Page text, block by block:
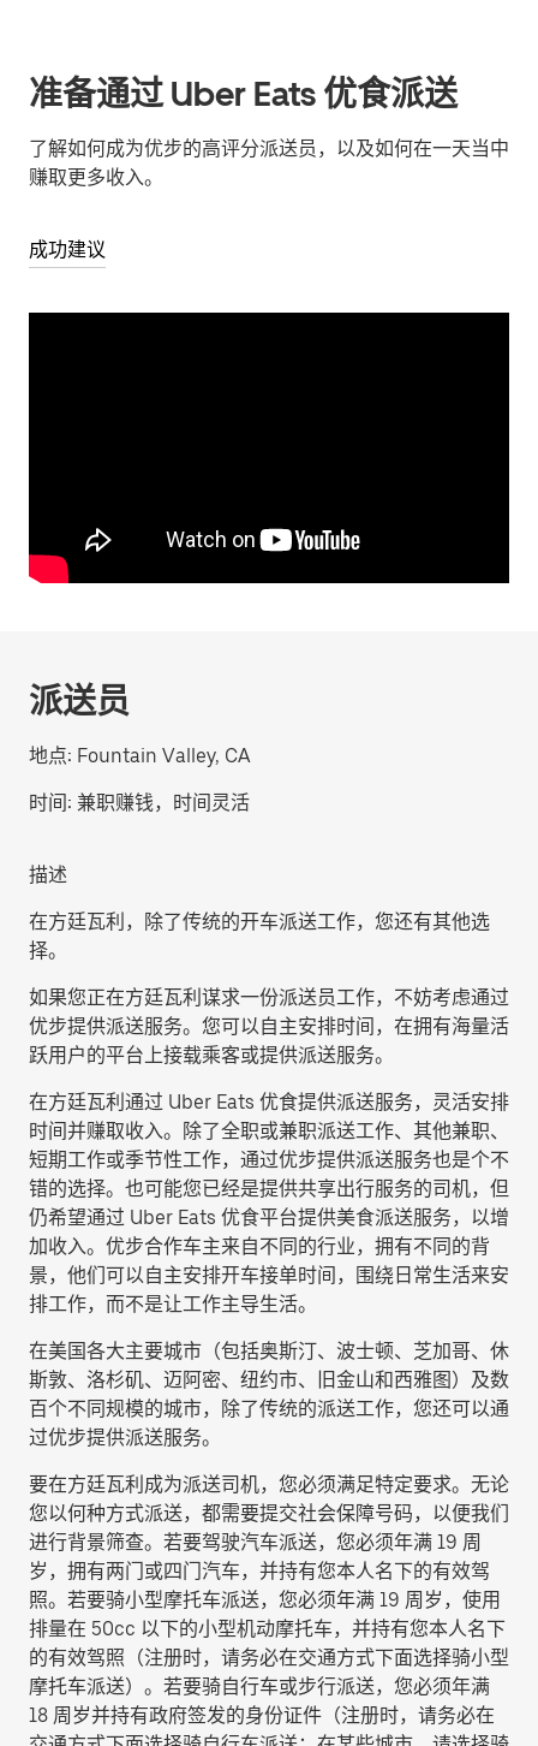
准备通过 Uber Eats 优食派送
了解如何成为优步的高评分派送员，以及如何在一天当中
赚取更多收入。
成功建议
派送员
地点: Fountain Valley, CA
时间: 兼职赚钱，时间灵活
描述
在方廷瓦利，除了传统的开车派送工作，您还有其他选
择。
如果您正在方廷瓦利谋求一份派送员工作，不妨考虑通过
优步提供派送服务。您可以自主安排时间，在拥有海量活
跃用户的平台上接载乘客或提供派送服务。
在方廷瓦利通过 Uber Eats 优食提供派送服务，灵活安排
时间并赚取收入。除了全职或兼职派送工作、其他兼职、
短期工作或季节性工作，通过优步提供派送服务也是个不
错的选择。也可能您已经是提供共享出行服务的司机，但
仍希望通过 Uber Eats 优食平台提供美食派送服务，以增
加收入。优步合作车主来自不同的行业，拥有不同的背
景，他们可以自主安排开车接单时间，围绕日常生活来安
排工作，而不是让工作主导生活。
在美国各大主要城市（包括奥斯汀、波士顿、芝加哥、休
斯敦、洛杉矶、迈阿密、纽约市、旧金山和西雅图）及数
百个不同规模的城市，除了传统的派送工作，您还可以通
过优步提供派送服务。
要在方廷瓦利成为派送司机，您必须满足特定要求。无论
您以何种方式派送，都需要提交社会保障号码，以便我们
进行背景筛查。若要驾驶汽车派送，您必须年满 19 周
岁，拥有两门或四门汽车，并持有您本人名下的有效驾
照。若要骑小型摩托车派送，您必须年满 19 周岁，使用
排量在 50cc 以下的小型机动摩托车，并持有您本人名下
的有效驾照（注册时，请务必在交通方式下面选择骑小型
摩托车派送）。若要骑自行车或步行派送，您必须年满
18 周岁并持有政府签发的身份证件（注册时，请务必在